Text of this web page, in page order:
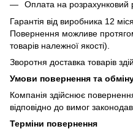
Оплата на
Гарантія від виробника 12
Повернення можливе
товарів належної якості).
Зворотня доставка товарів
Умови повернення та
Компанія здійснює
відповідно до вимог
Терміни повернення